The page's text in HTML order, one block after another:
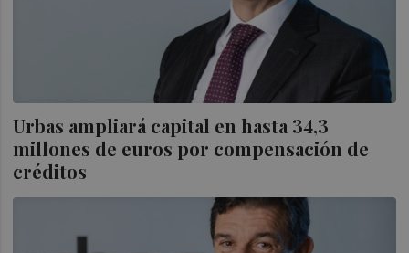
Urbas ampliará capital en hasta 34,3
millones de euros por compensación de
créditos